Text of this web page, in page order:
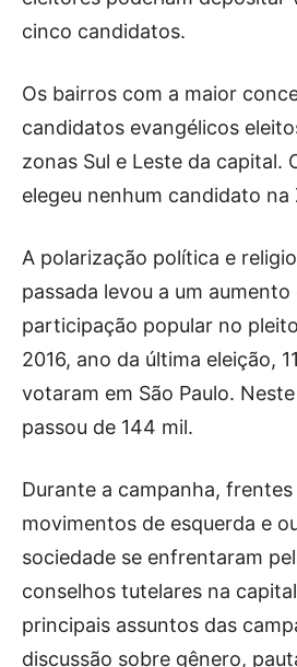
cinco candidatos.
Os bairros com a maior
candidatos evangélicos
zonas Sul e Leste da capital.
elegeu nenhum candidato na
A polarização política e
passada levou a um aumento
participação popular no
2016, ano da última eleição,
votaram em São Paulo.
passou de 144 mil.
Durante a campanha,
movimentos de esquerda e
sociedade se enfrentaram
conselhos tutelares na
principais assuntos das
discussão sobre gênero,